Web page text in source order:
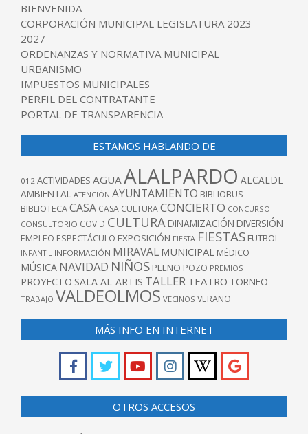
BIENVENIDA
CORPORACIÓN MUNICIPAL LEGISLATURA 2023-
2027
ORDENANZAS Y NORMATIVA MUNICIPAL
URBANISMO
IMPUESTOS MUNICIPALES
PERFIL DEL CONTRATANTE
PORTAL DE TRANSPARENCIA
ESTAMOS HABLANDO DE
012 ACTIVIDADES AGUA ALALPARDO ALCALDE
AMBIENTAL ATENCIÓN AYUNTAMIENTO BIBLIOBUS
BIBLIOTECACASA CASA CULTURACONCIERTO CONCURSO
CONSULTORIO COVID CULTURA DINAMIZACIÓN DIVERSIÓN
EMPLEO ESPECTÁCULO EXPOSICIÓN FIESTA FIESTAS FUTBOL
INFANTIL INFORMACIÓN MIRAVAL MUNICIPAL MÉDICO
MÚSICA NAVIDAD NIÑOS PLENO POZO PREMIOS
PROYECTO SALA AL-ARTIS TALLER TEATRO TORNEO
TRABAJO VALDEOLMOS VECINOS VERANO
MÁS INFO EN INTERNET
OTROS ACCESOS